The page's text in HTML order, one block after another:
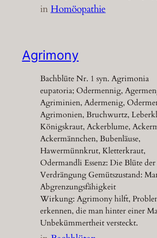
inHomöopathie
Agrimony
Bachblüte Nr. 1 syn. Agrimonia
eupatoria; Odermennig,
Agriminien, Adermenig,
Agrimonien, Bruchwurtz,
Königskraut, Ackerblume,
Ackermännchen, Bubenläuse,
Hawermünnkrut, Kletterkraut,
Odermandli Essenz: Die Blüte der
Verdrängung Gemütszustand:
Abgrenzungsfähigkeit
Wirkung: Agrimony hilft,
erkennen, die man hinter einer
Unbekümmertheit versteckt.